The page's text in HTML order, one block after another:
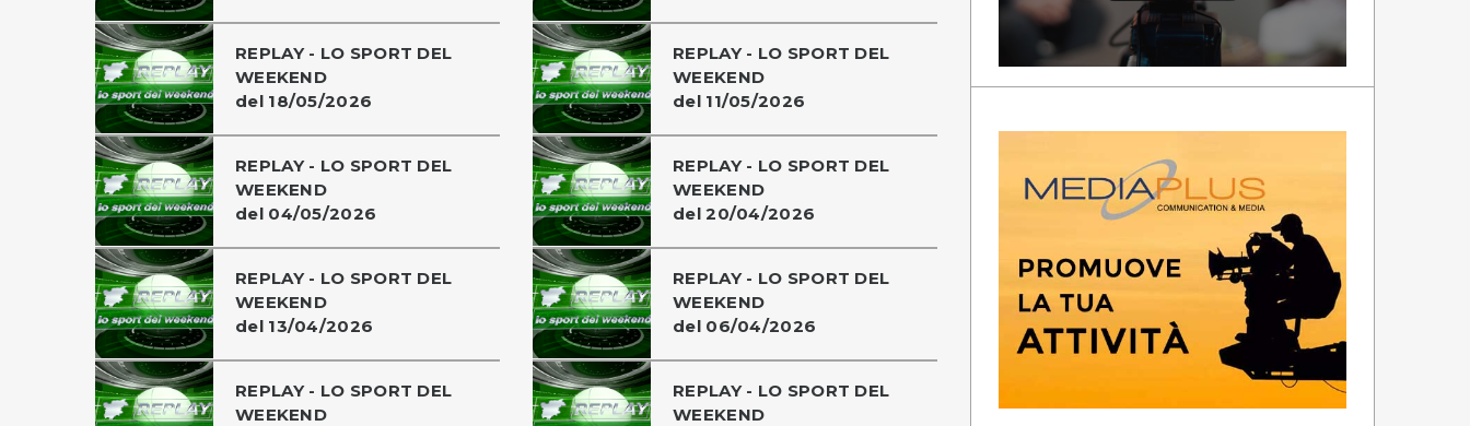
REPLAY - LO SPORT DEL
WEEKEND
del 18/05/2026
REPLAY - LO SPORT DEL
WEEKEND
del 11/05/2026
REPLAY - LO SPORT DEL
WEEKEND
del 04/05/2026
REPLAY - LO SPORT DEL
WEEKEND
del 20/04/2026
REPLAY - LO SPORT DEL
WEEKEND
del 13/04/2026
REPLAY - LO SPORT DEL
WEEKEND
del 06/04/2026
REPLAY - LO SPORT DEL
WEEKEND
REPLAY - LO SPORT DEL
WEEKEND